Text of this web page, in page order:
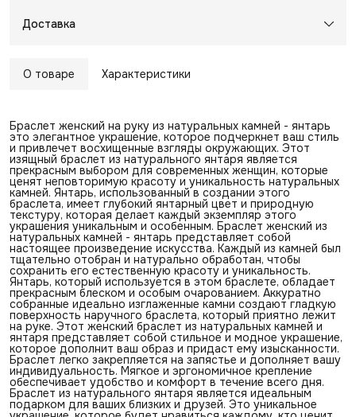
Доставка
О товаре Характеристики
Браслет женский на руку из натуральных камней - янтарь
это элегантное украшение, которое подчеркнет ваш стиль
и привлечет восхищенные взгляды окружающих. Этот
изящный браслет из натурального янтаря является
прекрасным выбором для современных женщин, которые
ценят неповторимую красоту и уникальность натуральных
камней. Янтарь, использованный в создании этого
браслета, имеет глубокий янтарный цвет и природную
текстуру, которая делает каждый экземпляр этого
украшения уникальным и особенным. Браслет женский из
натуральных камней - янтарь представляет собой
настоящее произведение искусства. Каждый из камней был
тщательно отобран и натурально обработан, чтобы
сохранить его естественную красоту и уникальность.
Янтарь, который используется в этом браслете, обладает
прекрасным блеском и особым очарованием. Аккуратно
собранные идеально изглаженные камни создают гладкую
поверхность наручного браслета, который приятно лежит
на руке. Этот женский браслет из натуральных камней и
янтаря представляет собой стильное и модное украшение,
которое дополнит ваш образ и придаст ему изысканности.
Браслет легко закрепляется на запястье и дополняет вашу
индивидуальность. Мягкое и эргономичное крепление
обеспечивает удобство и комфорт в течение всего дня.
Браслет из натурального янтаря является идеальным
подарком для ваших близких и друзей. Это уникальное